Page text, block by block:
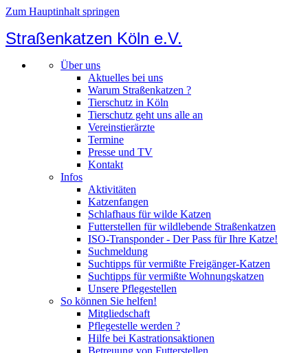
Zum Hauptinhalt springen
Straßenkatzen Köln e.V.
Über uns
Aktuelles bei uns
Warum Straßenkatzen ?
Tierschutz in Köln
Tierschutz geht uns alle an
Vereinstierärzte
Termine
Presse und TV
Kontakt
Infos
Aktivitäten
Katzenfangen
Schlafhaus für wilde Katzen
Futterstellen für wildlebende Straßenkatzen
ISO-Transponder - Der Pass für Ihre Katze!
Suchmeldung
Suchtipps für vermißte Freigänger-Katzen
Suchtipps für vermißte Wohnungskatzen
Unsere Pflegestellen
So können Sie helfen!
Mitgliedschaft
Pflegestelle werden ?
Hilfe bei Kastrationsaktionen
Betreuung von Futterstellen